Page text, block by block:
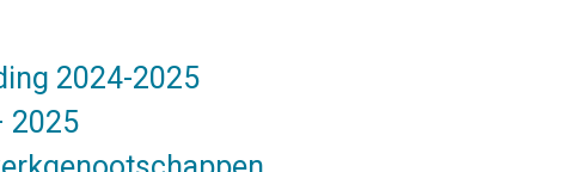
2024-2025
2025